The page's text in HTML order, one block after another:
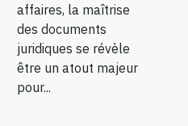
affaires, la maîtrise
des documents
juridiques se révèle
être un atout majeur
pour...